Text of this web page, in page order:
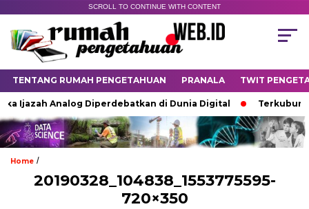
SCROLL TO CONTINUE WITH CONTENT
TENTANG RUMAH PENGETAHUAN PRANALA TWIT
Ijazah Analog Diperdebatkan di Dunia Digital Terkubur
Home /
20190328_104838_1553775595-
720×350